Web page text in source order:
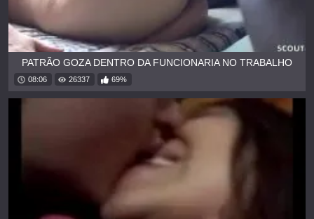
PATRÃO GOZA DENTRO DA FUNCIONARIA NO TRABALHO
08:06 26337 69%